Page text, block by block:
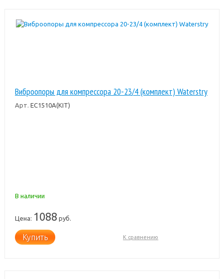
Виброопоры для компрессора 20-23/4 (комплект) Waterstry
Арт. EC1510A(KIT)
В наличии
Цена: 1088 руб.
Купить К сравнению